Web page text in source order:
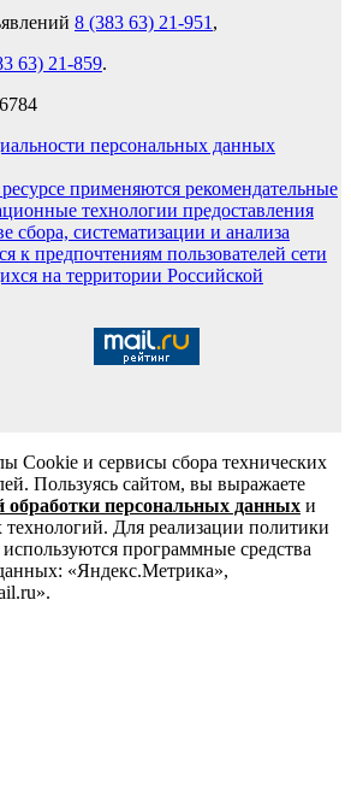
8 (383 63) 21-951 ,
63) 21-859.
персональных данных
применяются рекомендательные
технологии предоставления
сбора, систематизации и анализа
к предпочтениям пользователей сети
на территории Российской
Cookie и сервисы сбора технических
Пользуясь сайтом, вы выражаете
обработки персональных данных и
Для реализации политики
программные средства
«Яндекс.Метрика»,